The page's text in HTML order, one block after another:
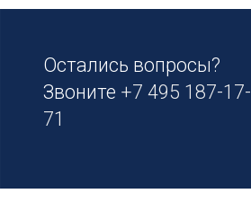
Остались вопросы?
Звоните +7 495 187-17-
71